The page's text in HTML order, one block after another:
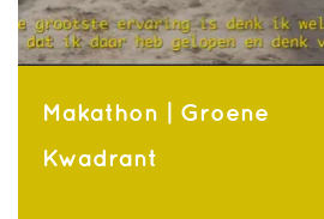
Makathon | Groene
Kwadrant